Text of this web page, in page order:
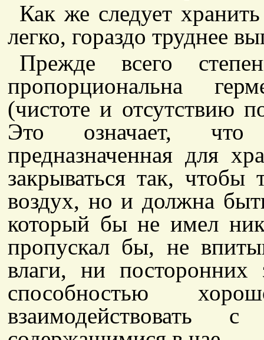
Как же следует
легко, гораздо труднее
Прежде всего
пропорциональна
(чистоте и отсутствию
Это означает,
предназначенная для
закрываться так, чтобы
воздух, но и должна
который бы не имел
пропускал бы, не
влаги, ни
способностью
взаимодействовать